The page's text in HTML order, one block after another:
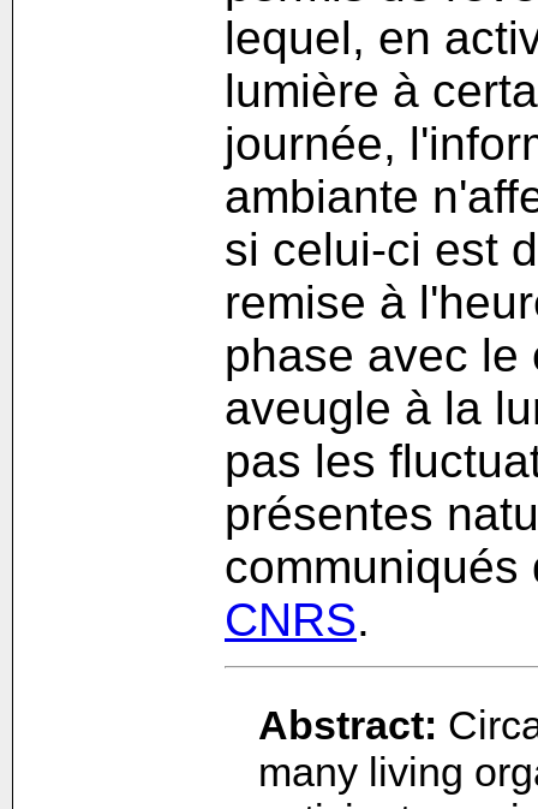
lequel, en
lumière à
journée,
ambiante
si celui-ci est
remise à
phase avec le
aveugle à la
pas les
présentes
CNRS.
Abstract:
many living